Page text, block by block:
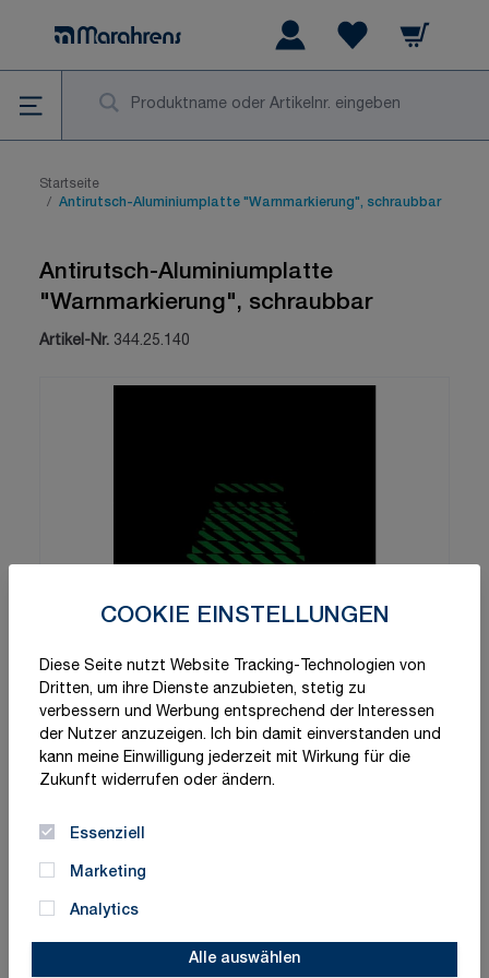
COOKIE EINSTELLUNGEN
Diese Seite nutzt Website Tracking-Technologien von
Dritten, um ihre Dienste anzubieten, stetig zu
verbessern und Werbung entsprechend der Interessen
der Nutzer anzuzeigen. Ich bin damit einverstanden und
kann meine Einwilligung jederzeit mit Wirkung für die
Zukunft widerrufen oder ändern.
Essenziell
Marketing
Analytics
Alle auswählen
Warenkorb
Startseite
/ Antirutsch-Aluminiumplatte "Warnmarkierung", schraubbar
Antirutsch-Aluminiumplatte
"Warnmarkierung", schraubbar
Artikel-Nr. 344.25.140